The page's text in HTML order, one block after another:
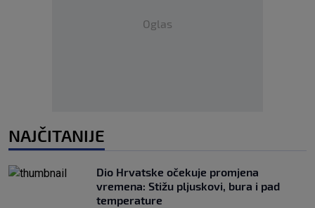
Oglas
NAJČITANIJE
Dio Hrvatske očekuje promjena
vremena: Stižu pljuskovi, bura i pad
temperature